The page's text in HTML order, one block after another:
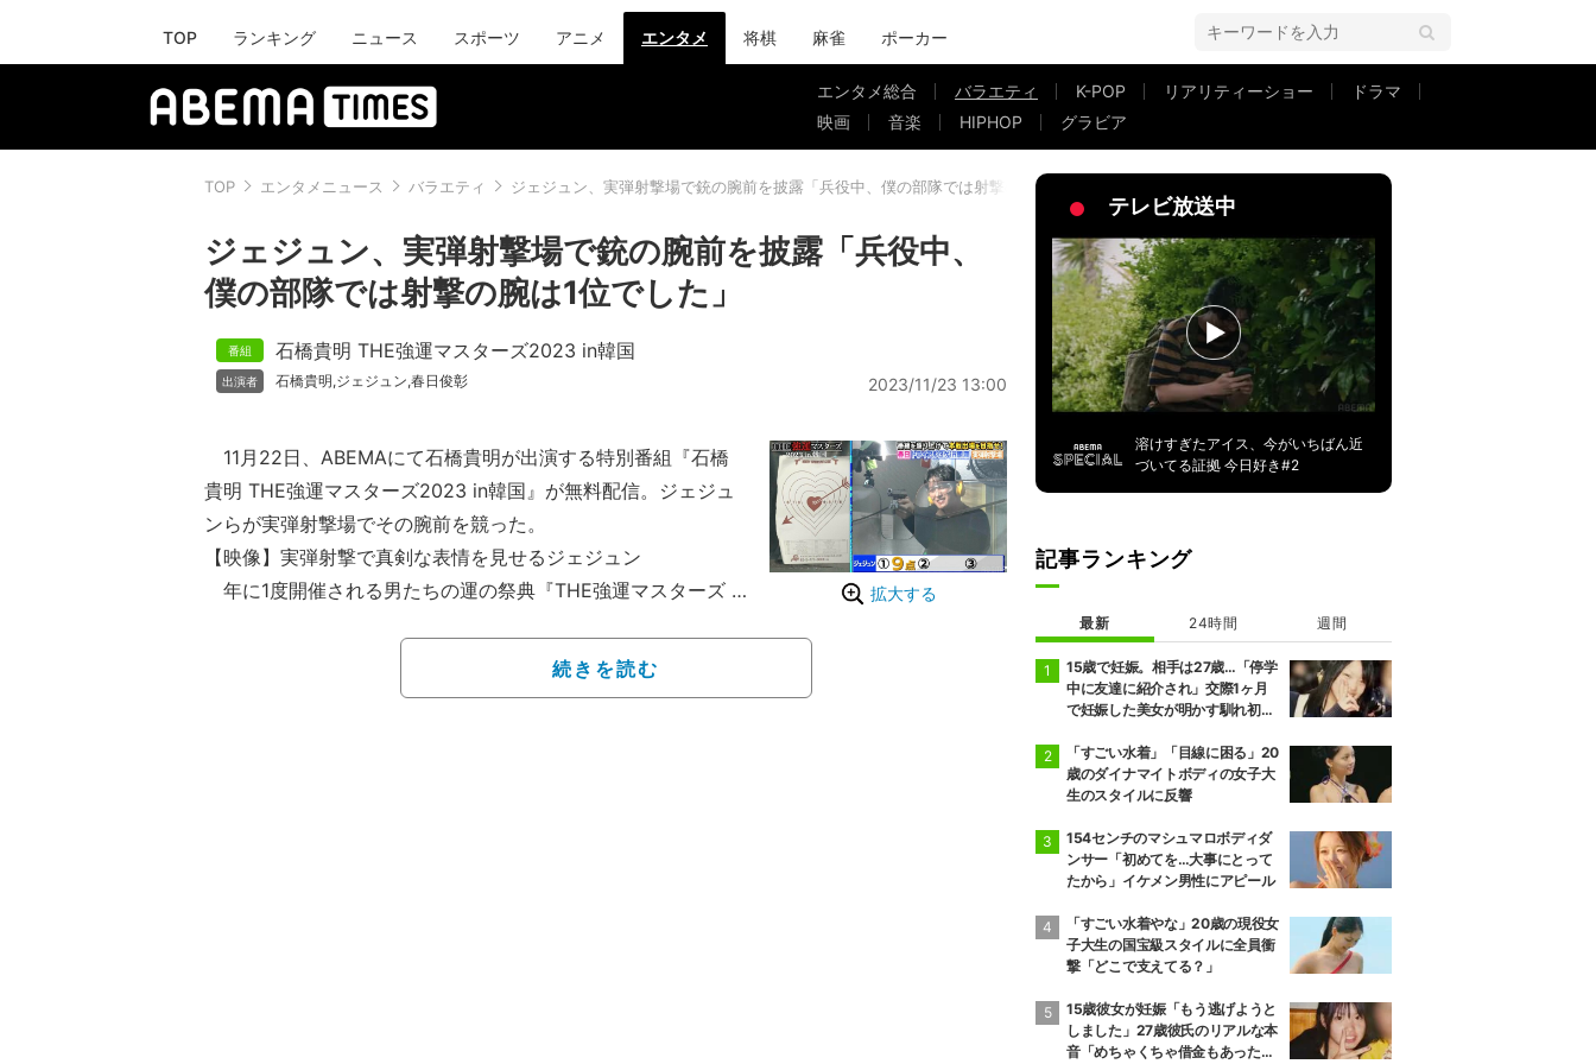
TOP ランキング ニュース スポーツ アニメ エンタメ 将棋 麻雀 ポーカー
エンタメ総合 バラエティ K-POP リアリティーショー
ドラマ
映画
音楽 HIPHOP グラビア
TOP エンタメニュース バラエティ ジェジュン、実弾射撃場で銃の腕前を披露「兵役中、僕の部隊では射撃の腕は1位でした」
ジェジュン、実弾射撃場で銃の腕前を披露「兵役中、
僕の部隊では射撃の腕は1位でした」
石橋貴明 THE強運マスターズ2023 in韓国
石橋貴明,ジェジュン,春日俊彰 2023/11/23 13:00
拡大する
11月22日、ABEMAにて石橋貴明が出演する特別番組『石橋
貴明 THE強運マスターズ2023 in韓国』が無料配信。ジェジュ
ンらが実弾射撃場でその腕前を競った。
【映像】実弾射撃で真剣な表情を見せるジェジュン
年に1度開催される男たちの運の祭典『THE強運マスターズ i
銘打ち、お笑い芸人・春日俊彰（オードリー）の本戦出場権を
かけ“とにかくロケを盛り上げられたらOK”というトライアルロ
続きを読む
テレビ放送中
溶けすぎたアイス、今がいちばん近
づいてる証拠 今日好き#2
記事ランキング
最新 24時間 週間
15歳で妊娠。相手は27歳…「停学
中に友達に紹介され」交際1ヶ月
で妊娠した美女が明かす馴れ初め
絶句
「すごい水着」「目線に困る」20
歳のダイナマイトボディの女子大
生のスタイルに反響
154センチのマシュマロボディダ
ンサー「初めてを…大事にとって
たから」イケメン男性にアピール
「すごい水着やな」20歳の現役女
子大生の国宝級スタイルに全員衝
撃「どこで支えてる？」
15歳彼女が妊娠「もう逃げようと
しました」27歳彼氏のリアルな本
音「めちゃくちゃ借金もあったの